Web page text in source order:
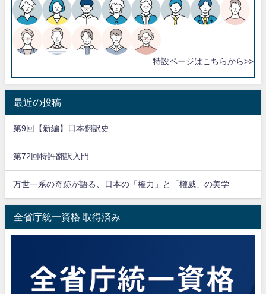
特設ページはこちらから>>
最近の投稿
第9回【新編】日本翻訳史
第72回特許翻訳入門
万世一系の奇跡が語る、日本の「權力」と「權威」の美学
全省庁統一資格 取得済み